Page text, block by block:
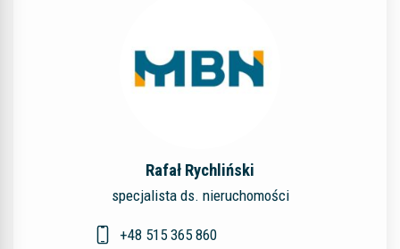
Rafał Rychliński
specjalista ds. nieruchomości
+48 515 365 860